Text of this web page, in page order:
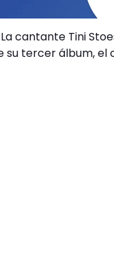
cantante Tini
tercer álbum, el